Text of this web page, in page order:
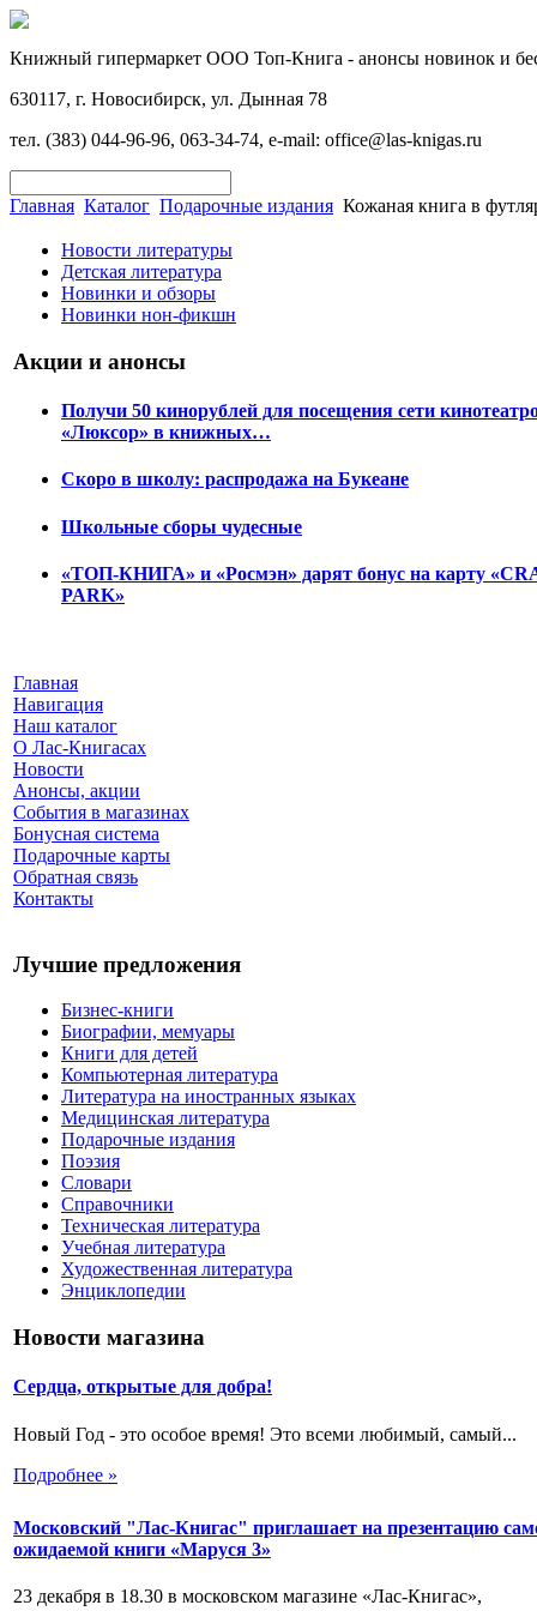
Книжный гипермаркет ООО Топ-Книга - анонсы новинок и
630117, г. Новосибирск, ул. Дынная 78
тел. (383) 044-96-96, 063-34-74, e-mail: office@las-knigas.ru
Главная Каталог Подарочные издания Кожаная книга в
Новости литературы
Детская литература
Новинки и обзоры
Новинки нон-фикшн
Акции и анонсы
Получи 50 кинорублей для посещения сети
«Люксор» в книжных…
Скоро в школу: распродажа на Букеане
Школьные сборы чудесные
«ТОП-КНИГА» и «Росмэн» дарят бонус на карту
PARK»
Главная
Навигация
Наш каталог
О Лас-Книгасах
Новости
Анонсы, акции
События в магазинах
Бонусная система
Подарочные карты
Обратная связь
Контакты
Лучшие предложения
Бизнес-книги
Биографии, мемуары
Книги для детей
Компьютерная литература
Литература на иностранных языках
Медицинская литература
Подарочные издания
Поэзия
Словари
Справочники
Техническая литература
Учебная литература
Художественная литература
Энциклопедии
Новости магазина
Сердца, открытые для добра!
Новый Год - это особое время! Это всеми любимый, самый...
Подробнее »
Московский "Лас-Книгас" приглашает на презентацию
ожидаемой книги «Маруся 3»
23 декабря в 18.30 в московском магазине «Лас-Книгас»,